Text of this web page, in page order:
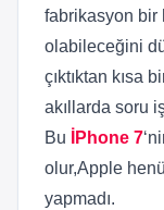
fabrikasyon bir
olabileceğini
çıktıktan kısa
akıllarda soru
Bu
İPhone 7
olur,Apple
yapmadı.